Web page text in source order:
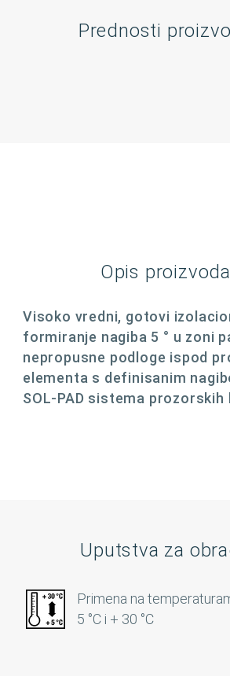
Prednosti
Opis proizvoda
Visoko vredni, gotovi
formiranje nagiba 5 ° u zoni
nepropusne podloge ispod
elementa s definisanim
SOL-PAD sistema prozorskih
Uputstva za
Primena na
5 °C i + 30 °C